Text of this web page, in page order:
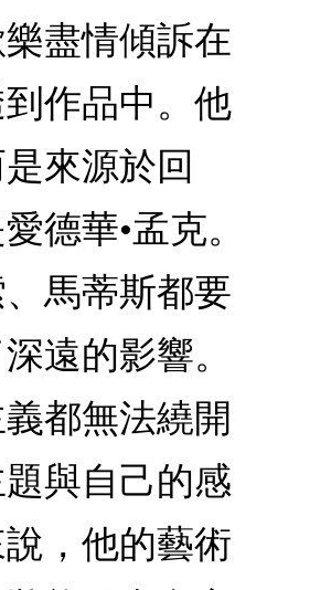
盡情傾訴在
作品中。他
來源於回
德華•孟克。
馬蒂斯都要
遠的影響。
都無法繞開
與自己的感
，他的藝術